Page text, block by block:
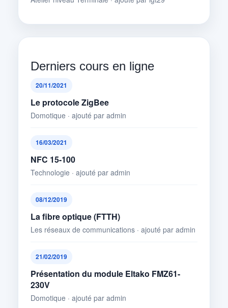
Derniers cours en ligne
20/11/2021
Le protocole ZigBee
Domotique · ajouté par admin
16/03/2021
NFC 15-100
Technologie · ajouté par admin
08/12/2019
La fibre optique (FTTH)
Les réseaux de communications · ajouté par admin
21/02/2019
Présentation du module Eltako FMZ61-
230V
Domotique · ajouté par admin